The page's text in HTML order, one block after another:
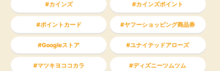
カインズ カインズポイント
ポイントカード ヤフーショッピング商品券
Googleストア ユナイテッドアローズ
マツキヨココカラ ディズニーツムツム